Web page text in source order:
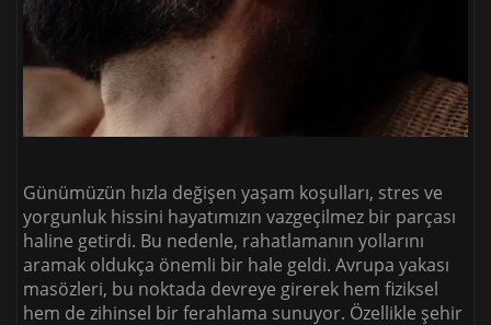
Günümüzün hızla değişen yaşam koşulları, stres ve
yorgunluk hissini hayatımızın vazgeçilmez bir parçası
haline getirdi. Bu nedenle, rahatlamanın yollarını
aramak oldukça önemli bir hale geldi. Avrupa yakası
masözleri, bu noktada devreye girerek hem fiziksel
hem de zihinsel bir ferahlama sunuyor. Özellikle şehir